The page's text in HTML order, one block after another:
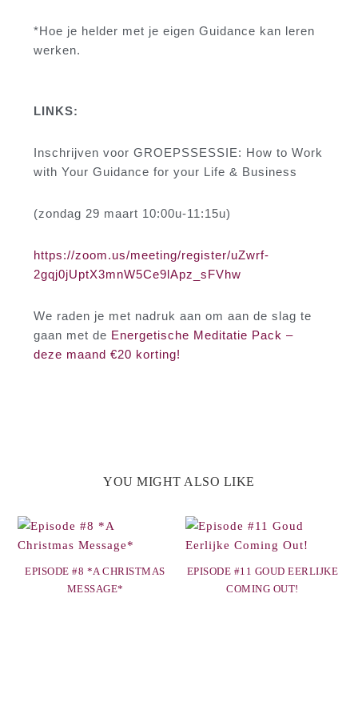
*Hoe je helder met je eigen Guidance kan leren
werken.
LINKS:
Inschrijven voor GROEPSSESSIE: How to Work
with Your Guidance for your Life & Business
(zondag 29 maart 10:00u-11:15u)
https://zoom.us/meeting/register/uZwrf-
2gqj0jUptX3mnW5Ce9lApz_sFVhw
We raden je met nadruk aan om aan de slag te
gaan met de Energetische Meditatie Pack –
deze maand €20 korting!
YOU MIGHT ALSO LIKE
EPISODE #8 *A CHRISTMAS
MESSAGE*
EPISODE #11 GOUD EERLIJKE
COMING OUT!